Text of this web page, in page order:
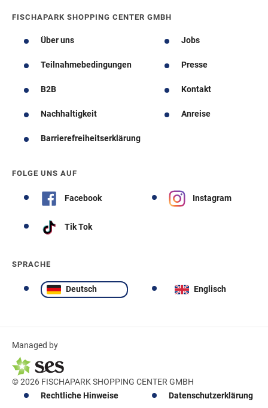
FISCHAPARK SHOPPING CENTER GMBH
Über uns Jobs
Teilnahmebedingungen Presse
B2B Kontakt
Nachhaltigkeit Anreise
Barrierefreiheitserklärung
FOLGE UNS AUF
Facebook Instagram
Tik Tok
SPRACHE
Deutsch Englisch
Managed by
© 2026 FISCHAPARK SHOPPING CENTER GMBH
Rechtliche Hinweise
Datenschutzerklärung